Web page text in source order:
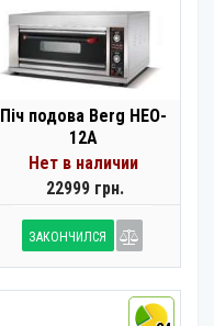
Піч подова Berg HEO-
12A
Нет в наличии
22999 грн.
ЗАКОНЧИЛСЯ